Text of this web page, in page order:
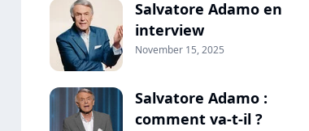
Salvatore Adamo en
interview
November 15, 2025
Salvatore Adamo :
comment va-t-il ?